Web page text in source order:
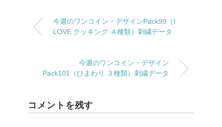
今週のワンコイン・デザインPack99（I
LOVE クッキング ４種類）刺繍データ
今週のワンコイン・デザイン
Pack101（ひまわり ３種類）刺繍データ
コメントを残す